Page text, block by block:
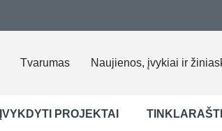
Tvarumas Naujienos, įvykiai ir
ĮVYKDYTI PROJEKTAI